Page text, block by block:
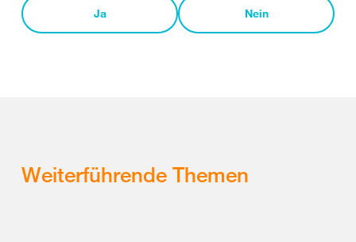
Ja Nein
Weiterführende Themen